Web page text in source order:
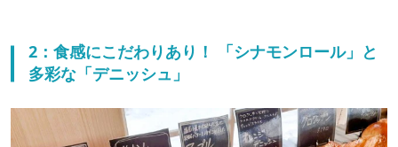
2：食感にこだわりあり！ 「シナモンロール」と
多彩な「デニッシュ」